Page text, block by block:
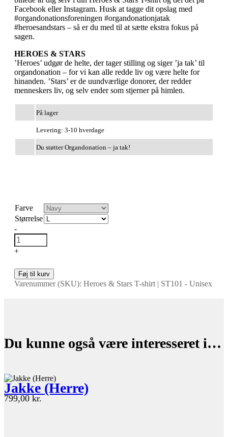
Facebook eller Instagram. Husk at tagge dit opslag med
#organdonationsforeningen #organdonationjatak
#heroesandstars – så er du med til at sætte ekstra fokus på
sagen.
HEROES & STARS
’Heroes’ udgør de helte, der tager stilling og siger ’ja tak’ til
organdonation – for vi kan alle redde liv og være helte for
hinanden. ’Stars’ er de uundværlige donorer, der redder
menneskers liv, og selv ender som stjerner på himlen.
På lager
Levering: 3-10 hverdage
Du støtter Organdonation – ja tak!
Farve
Størrelse
-
+
Føj til kurv
Varenummer (SKU): Heroes & Stars T-shirt | ST101 - Unisex
Du kunne også være interesseret i…
Jakke (Herre)
799,00kr.